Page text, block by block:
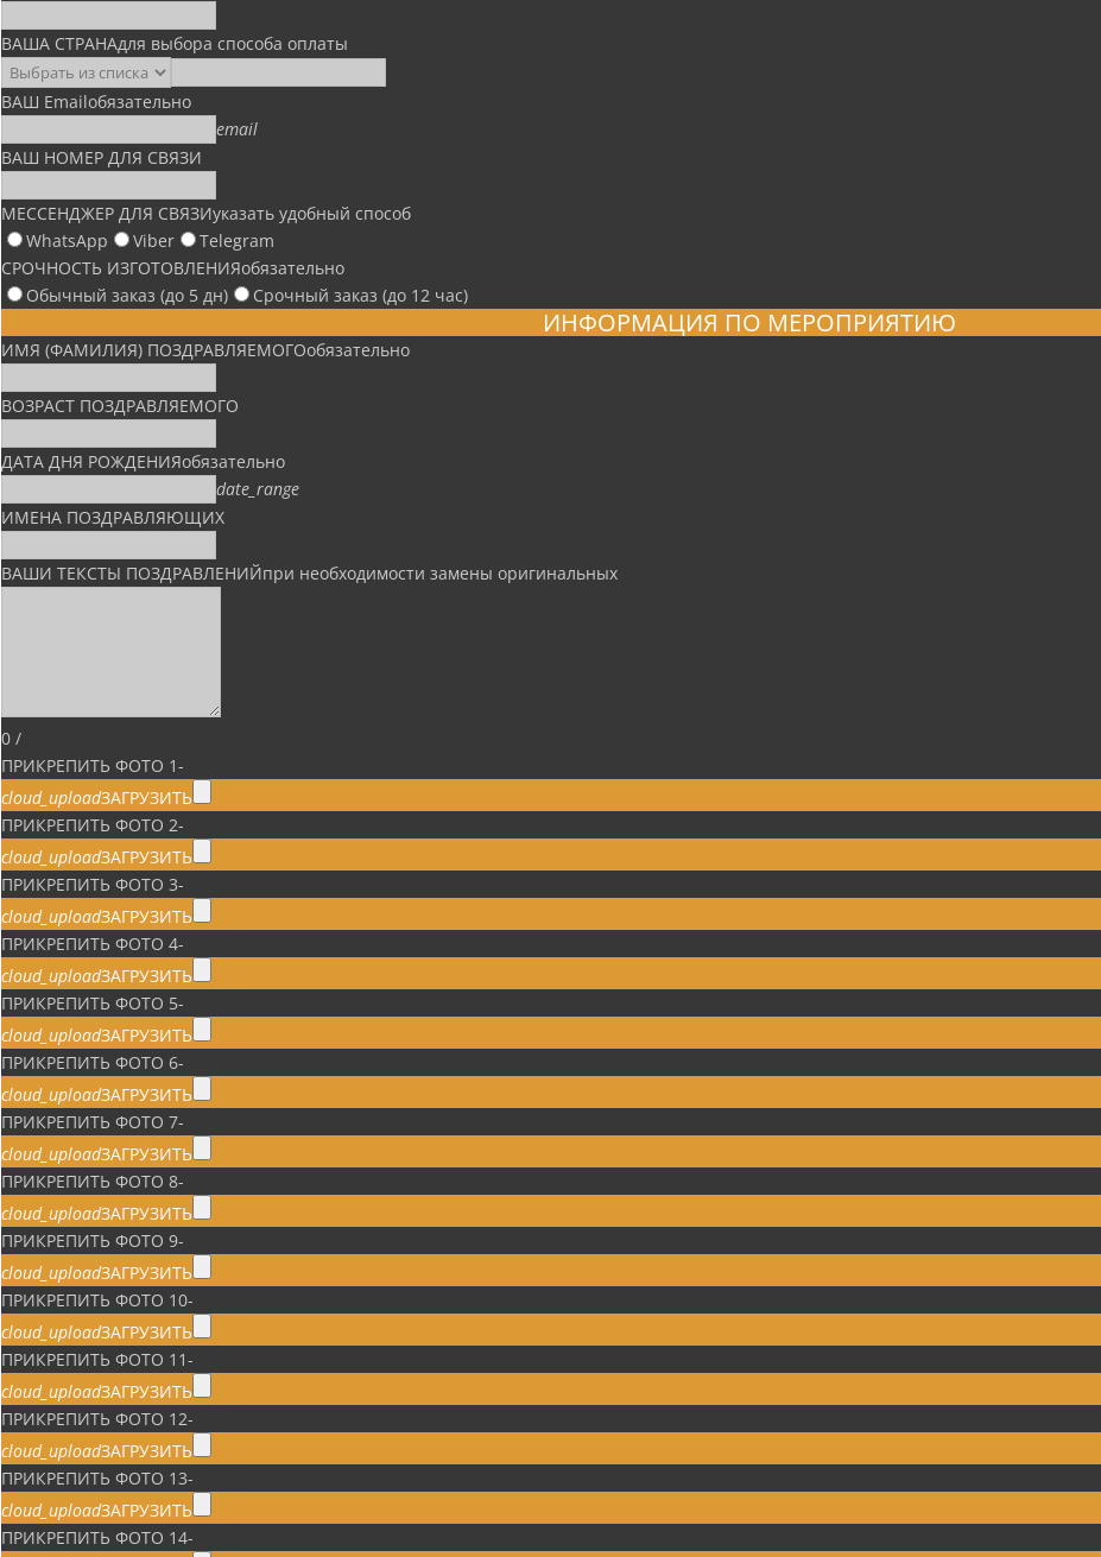
ВАША СТРАНАдля выбора способа оплаты
ВАШ Emailобязательно
email
ВАШ НОМЕР ДЛЯ СВЯЗИ
МЕССЕНДЖЕР ДЛЯ СВЯЗИуказать удобный способ
WhatsApp
Viber
Telegram
СРОЧНОСТЬ ИЗГОТОВЛЕНИЯобязательно
Обычный заказ (до 5 дн)
Срочный заказ (до 12 час)
ИНФОРМАЦИЯ ПО МЕРОПРИЯТИЮ
ИМЯ (ФАМИЛИЯ) ПОЗДРАВЛЯЕМОГОобязательно
ВОЗРАСТ ПОЗДРАВЛЯЕМОГО
ДАТА ДНЯ РОЖДЕНИЯобязательно
date_range
ИМЕНА ПОЗДРАВЛЯЮЩИХ
ВАШИ ТЕКСТЫ ПОЗДРАВЛЕНИЙпри необходимости замены оригинальных
0/
ПРИКРЕПИТЬ ФОТО 1-
cloud_uploadЗАГРУЗИТЬ
ПРИКРЕПИТЬ ФОТО 2-
cloud_uploadЗАГРУЗИТЬ
ПРИКРЕПИТЬ ФОТО 3-
cloud_uploadЗАГРУЗИТЬ
ПРИКРЕПИТЬ ФОТО 4-
cloud_uploadЗАГРУЗИТЬ
ПРИКРЕПИТЬ ФОТО 5-
cloud_uploadЗАГРУЗИТЬ
ПРИКРЕПИТЬ ФОТО 6-
cloud_uploadЗАГРУЗИТЬ
ПРИКРЕПИТЬ ФОТО 7-
cloud_uploadЗАГРУЗИТЬ
ПРИКРЕПИТЬ ФОТО 8-
cloud_uploadЗАГРУЗИТЬ
ПРИКРЕПИТЬ ФОТО 9-
cloud_uploadЗАГРУЗИТЬ
ПРИКРЕПИТЬ ФОТО 10-
cloud_uploadЗАГРУЗИТЬ
ПРИКРЕПИТЬ ФОТО 11-
cloud_uploadЗАГРУЗИТЬ
ПРИКРЕПИТЬ ФОТО 12-
cloud_uploadЗАГРУЗИТЬ
ПРИКРЕПИТЬ ФОТО 13-
cloud_uploadЗАГРУЗИТЬ
ПРИКРЕПИТЬ ФОТО 14-